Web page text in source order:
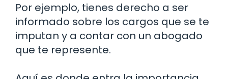
Por ejemplo, tienes derecho a ser
informado sobre los cargos que se te
imputan y a contar con un abogado
que te represente.